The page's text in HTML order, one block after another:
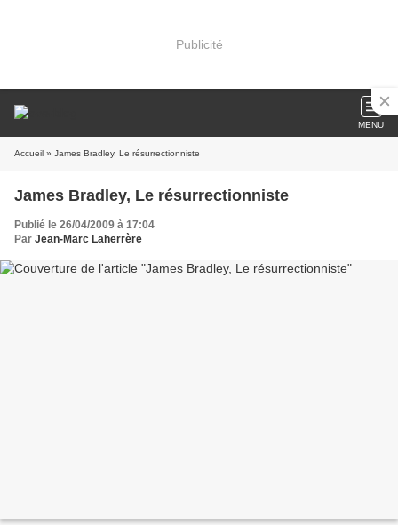
Publicité
MENU
Accueil » James Bradley, Le résurrectionniste
James Bradley, Le résurrectionniste
Publié le 26/04/2009 à 17:04
Par Jean-Marc Laherrère